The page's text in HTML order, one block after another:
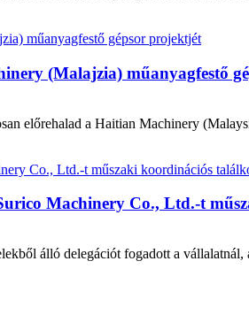
(Malajzia) műanyagfestő
előrehalad a Haitian Machinery
Machinery Co., Ltd.-t
álló delegációt fogadott a